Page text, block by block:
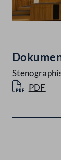
PDF